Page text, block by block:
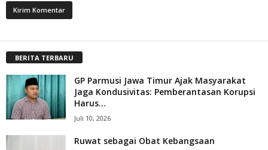
BERITA TERBARU
GP Parmusi Jawa Timur Ajak Masyarakat
Jaga Kondusivitas: Pemberantasan Korupsi
Harus...
Juli 10, 2026
Ruwat sebagai Obat Kebangsaan